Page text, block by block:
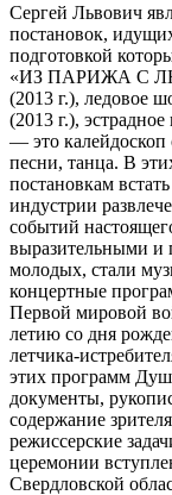
Сергей Львович
постановок,
подготовкой
«ИЗ ПАРИЖА С
(2013 г.),
(2013 г.),
— это калейдоскоп
песни, танца. В
постановкам
индустрии
событий
выразительными и
молодых, стали
концертные
Первой мировой
летию со дня
летчика-
этих программ
документы,
содержание
режиссерские
церемонии
Свердловской